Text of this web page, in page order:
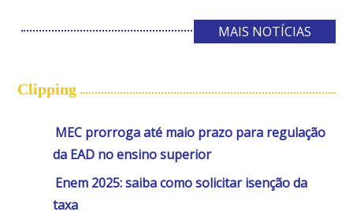
MAIS NOTÍCIAS
Clipping
MEC prorroga até maio prazo para regulação
da EAD no ensino superior
Enem 2025: saiba como solicitar isenção da
taxa